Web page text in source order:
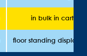
in bulk in carton
floor standing display